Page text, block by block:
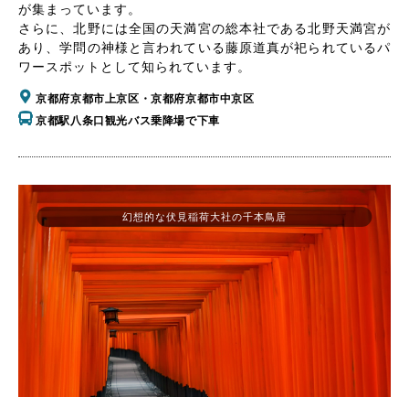
が集まっています。
さらに、北野には全国の天満宮の総本社である北野天満宮が
あり、学問の神様と言われている藤原道真が祀られているパ
ワースポットとして知られています。
京都府京都市上京区・京都府京都市中京区
京都駅八条口観光バス乗降場で下車
幻想的な伏見稲荷大社の千本鳥居